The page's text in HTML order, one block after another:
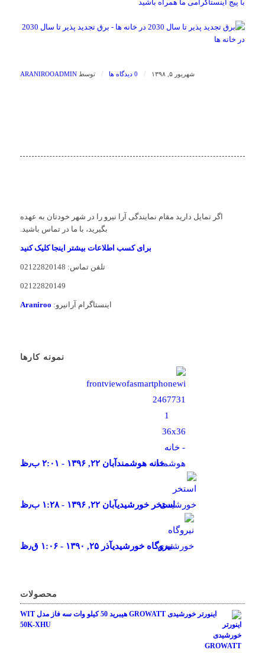
با پیج اینستاگرامی ما همراه باشید
شهریور ۵, ۱۳۹۸ / 0 دیدگاه ها / توسطARANIROOADMIN
اگر تمایل دارید مقام نمایندگی آرا نیرو را در شهر خودتان به عهده
بگیرید، با ما در تماس باشید.
برای کسب اطلاعات بیشتر اینجا کلیک کنید
تلفن تماس: 02122820148
02122820149
اینستاگرام آرانیرو: Araniroo
نمونه کارها
خانه هوشمند آبان ۲۲, ۱۳۹۶ - ۲:۰۱ ب٫ظ
استخر خورشیدیآبان ۲۲, ۱۳۹۶ - ۱:۲۸ ب٫ظ
نیروگاه خورشیدیآذر ۲۵, ۱۳۹۰ - ۱:۰۶ ق٫ظ
محصولات
اینورتر خورشیدی GROWATT هیبرید 50 کیلو وات سه فاز مدل WIT
50K-XHU